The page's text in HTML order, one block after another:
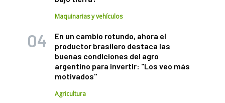
Maquinarias y vehículos
En un cambio rotundo, ahora el
productor brasilero destaca las
buenas condiciones del agro
argentino para invertir: "Los veo más
motivados"
Agricultura